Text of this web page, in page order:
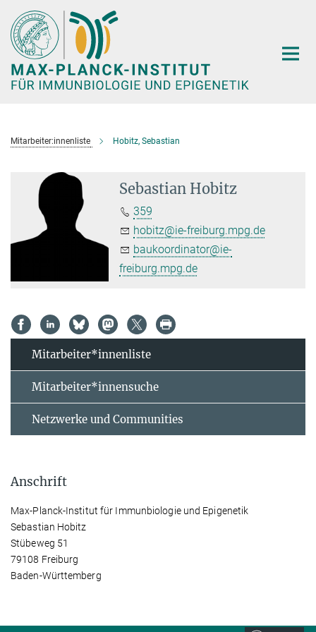
Hauptinhalt
Mitarbeiter:innenliste Hobitz, Sebastian
Sebastian Hobitz
359
hobitz@ie-freiburg.mpg.de
baukoordinator@ie-
freiburg.mpg.de
Mitarbeiter*innenliste
Mitarbeiter*innensuche
Netzwerke und Communities
Anschrift
Max-Planck-Institut für Immunbiologie und Epigenetik
Sebastian Hobitz
Stübeweg 51
79108 Freiburg
Baden-Württemberg